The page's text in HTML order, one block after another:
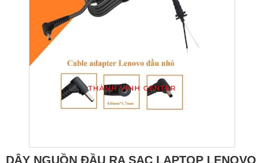
DÂY NGUỒN ĐẦU RA SẠC LAPTOP LENOVO